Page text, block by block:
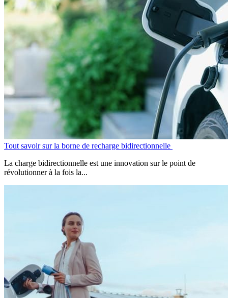
Tout savoir sur la borne de recharge bidirectionnelle
La charge bidirectionnelle est une innovation sur le point de
révolutionner à la fois la...